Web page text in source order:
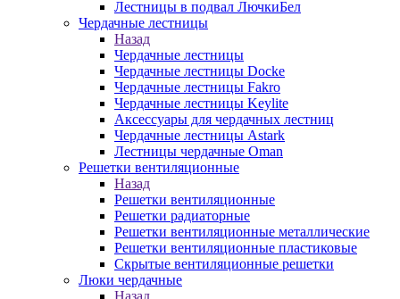
Лестницы в подвал ЛючкиБел
Чердачные лестницы
Назад
Чердачные лестницы
Чердачные лестницы Docke
Чердачные лестницы Fakro
Чердачные лестницы Keylite
Аксессуары для чердачных лестниц
Чердачные лестницы Astark
Лестницы чердачные Oman
Решетки вентиляционные
Назад
Решетки вентиляционные
Решетки радиаторные
Решетки вентиляционные металлические
Решетки вентиляционные пластиковые
Скрытые вентиляционные решетки
Люки чердачные
Назад